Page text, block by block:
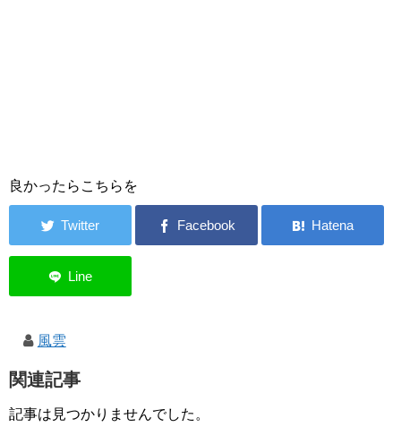
良かったらこちらを
風雲
関連記事
記事は見つかりませんでした。